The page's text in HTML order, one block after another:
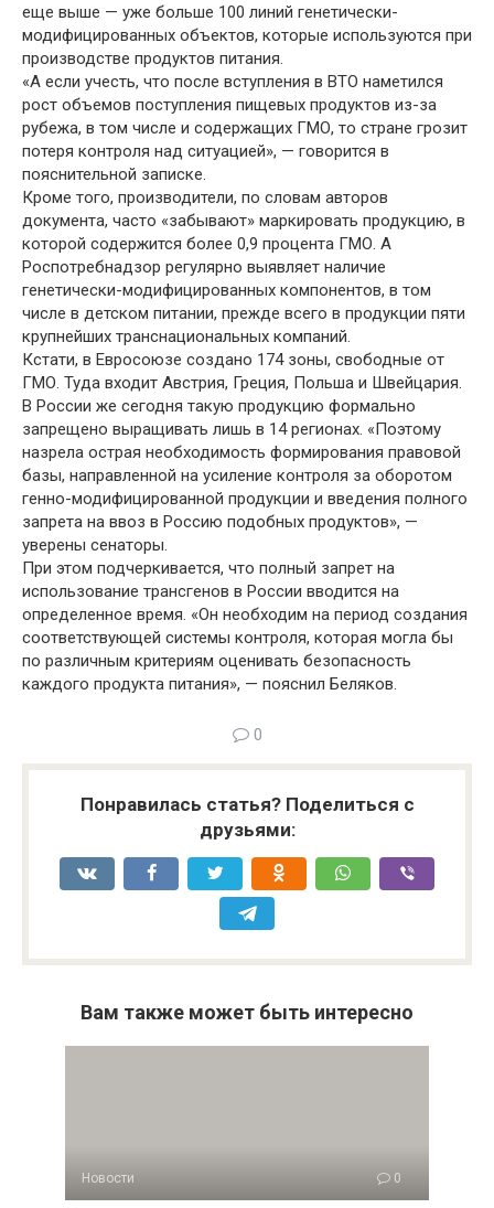
еще выше — уже больше 100 линий генетически-
модифицированных объектов, которые используются при
производстве продуктов питания.
«А если учесть, что после вступления в ВТО наметился
рост объемов поступления пищевых продуктов из-за
рубежа, в том числе и содержащих ГМО, то стране грозит
потеря контроля над ситуацией», — говорится в
пояснительной записке.
Кроме того, производители, по словам авторов
документа, часто «забывают» маркировать продукцию, в
которой содержится более 0,9 процента ГМО. А
Роспотребнадзор регулярно выявляет наличие
генетически-модифицированных компонентов, в том
числе в детском питании, прежде всего в продукции пяти
крупнейших транснациональных компаний.
Кстати, в Евросоюзе создано 174 зоны, свободные от
ГМО. Туда входит Австрия, Греция, Польша и Швейцария.
В России же сегодня такую продукцию формально
запрещено выращивать лишь в 14 регионах. «Поэтому
назрела острая необходимость формирования правовой
базы, направленной на усиление контроля за оборотом
генно-модифицированной продукции и введения полного
запрета на ввоз в Россию подобных продуктов», —
уверены сенаторы.
При этом подчеркивается, что полный запрет на
использование трансгенов в России вводится на
определенное время. «Он необходим на период создания
соответствующей системы контроля, которая могла бы
по различным критериям оценивать безопасность
каждого продукта питания», — пояснил Беляков.
0
Понравилась статья? Поделиться с
друзьями:
Вам также может быть интересно
Новости 0